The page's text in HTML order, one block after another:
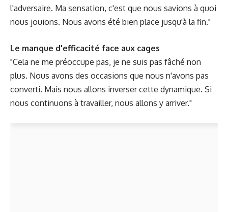
l'adversaire. Ma sensation, c'est que nous savions à quoi
nous jouions. Nous avons été bien place jusqu'à la fin."
Le manque d'efficacité face aux cages
"Cela ne me préoccupe pas, je ne suis pas fâché non
plus. Nous avons des occasions que nous n'avons pas
converti. Mais nous allons inverser cette dynamique. Si
nous continuons à travailler, nous allons y arriver."